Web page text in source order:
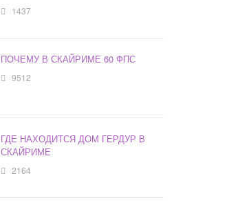
1437
ПОЧЕМУ В СКАЙРИМЕ 60 ФПС
9512
ГДЕ НАХОДИТСЯ ДОМ ГЕРДУР В
СКАЙРИМЕ
2164